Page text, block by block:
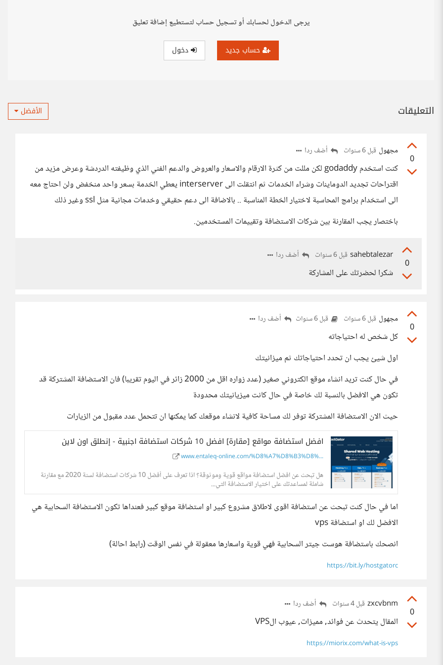
يرجى الدخول لحسابك أو تسجيل حساب لتستطيع إضافة تعليق
حساب جديد دخول
التعليقات الأفضل
0
مجهول قبل 6 سنوات أضف ردا
كنت استخدم godaddy لكن مللت من كثرة الارقام والاسعار والعروض والدعم الفني الذي وظيفته الدردشة وعرض مزيد من
اقتراحات تجديد الدوماينات وشراء الخدمات ثم انتقلت الى interserver يعطي الخدمة بسعر واحد منخفض ولن احتاج معه
الى استخدام برامج المحاسبة لاختيار الخطة المناسبة .. بالاضافة الى دعم حقيقي وخدمات مجانية مثل ssl وغير ذلك
باختصار يجب المقارنة بين شركات الاستضافة وتقييمات المستخدمين.
0
sahebtalezar قبل 6 سنوات أضف ردا
شكرا لحضرتك على المشاركة
0
مجهول قبل 6 سنوات قبل 6 سنوات أضف ردا
كل شخص له احتياجاته
اول شيئ يجب ان تحدد احتياجاتك ثم ميزانيتك
في حال كنت تريد انشاء موقع الكتروني صغير (عدد زواره اقل من 2000 زائر في اليوم تقريبا) فان الاستضافة المشتركة قد
تكون هي الافضل بالنسبة لك خاصة في حال كانت ميزيانيتك محدودة
حيث الان الاستضافة المشتركة توفر لك مساحة كافية لانشاء موقعك كما يمكنها ان تتحمل عدد مقبول من الزيارات
افضل استضافة مواقع [مقارة] افضل 10 شركات استضافة اجنبية - إنطلق اون لاين
www.entaleq-online.com/%D8%A7%D8%B3%D8%...
هل تبحث عن افضل استضافة مواقع قوية وموثوقة؟ اذا تعرف على أفضل 10 شركات استضافة لسنة 2020 مع مقارنة
شاملة لمساعدتك على اختيار الاستضافة التي...
اما في حال كنت تبحث عن استضافة اقوى لاطلاق مشروع كبير او استضافة موقع كبير فعنداها تكون الاستضافة السحابية هي
الافضل لك او استضافة vps
انصحك باستضافة هوست جيتر السحابية فهي قوية واسعارها معقولة في نفس الوقت (رابط احالة)
https://bit.ly/hostgatorc
0
zxcvbnm قبل 4 سنوات أضف ردا
المقال يتحدث عن فوائد, مميزات, عيوب الVPS
https://miorix.com/what-is-vps